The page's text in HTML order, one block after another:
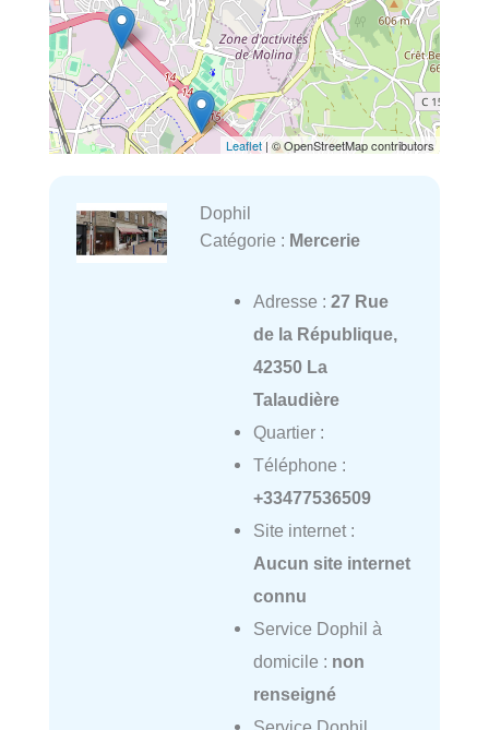
Leaflet | © OpenStreetMap contributors
Dophil
Catégorie : Mercerie
Adresse : 27 Rue
de la République,
42350 La
Talaudière
Quartier :
Téléphone :
+33477536509
Site internet :
Aucun site internet
connu
Service Dophil à
domicile : non
renseigné